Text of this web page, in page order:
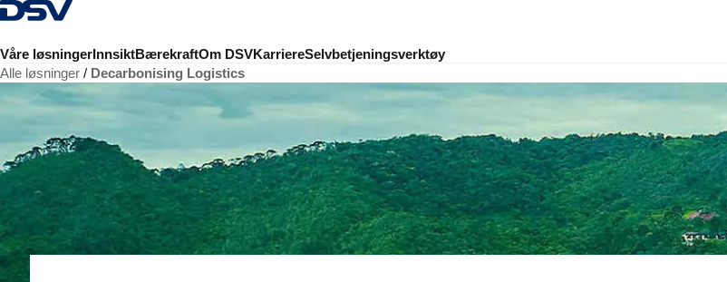
Tilbake til hjemmesiden
Våre løsningerInnsiktBærekraftOm DSVKarriereSelvbetjeningsverktøy
Alle løsninger Decarbonising Logistics